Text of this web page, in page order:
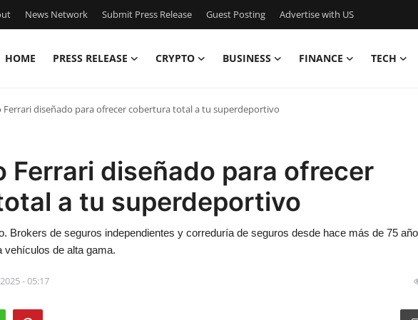
News Network Submit Press Release Guest Posting Advertise with US
HOME PRESS RELEASE CRYPTO BUSINESS FINANCE TECH
Ferrari diseñado para ofrecer cobertura total a tu superdeportivo
Ferrari diseñado para ofrecer
a tu superdeportivo
Brokers de seguros independientes y correduría de seguros desde hace más de 75
vehículos de alta gama.
- 05:17